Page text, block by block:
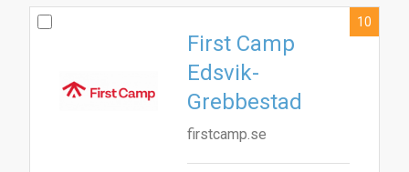
First Camp
Edsvik-
Grebbestad
firstcamp.se
10